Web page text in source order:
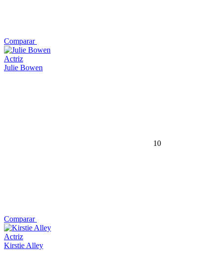
Comparar
Actriz
Julie Bowen
10
Comparar
Actriz
Kirstie Alley